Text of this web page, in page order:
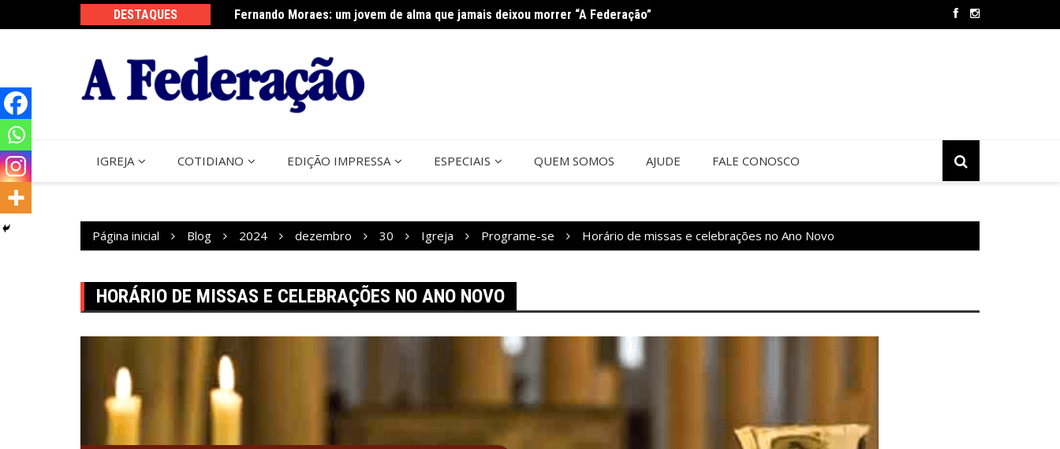
DESTAQUES Fernando Moraes: um jovem de alma que jamais deixou morrer “A Federação”
Curso Oração e Vida na Paróquia São José Cerco de Jericó termina neste sábado na São Judas Tadeu
IGREJA COTIDIANO EDIÇÃO IMPRESSA ESPECIAIS QUEM SOMOS AJUDE FALE CONOSCO
Página inicial Blog 2024 dezembro 30 Igreja Programe-se Horário de missas e celebrações no Ano Novo
HORÁRIO DE MISSAS E CELEBRAÇÕES NO ANO NOVO